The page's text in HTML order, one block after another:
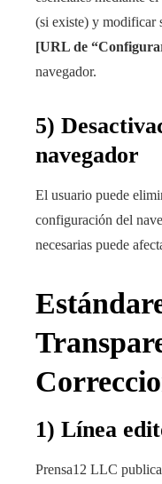
(si existe) y modificar
[URL de
navegador.
5)
navegador
El usuario puede
configuración del
necesarias puede
1) Línea
Prensa12 LLC